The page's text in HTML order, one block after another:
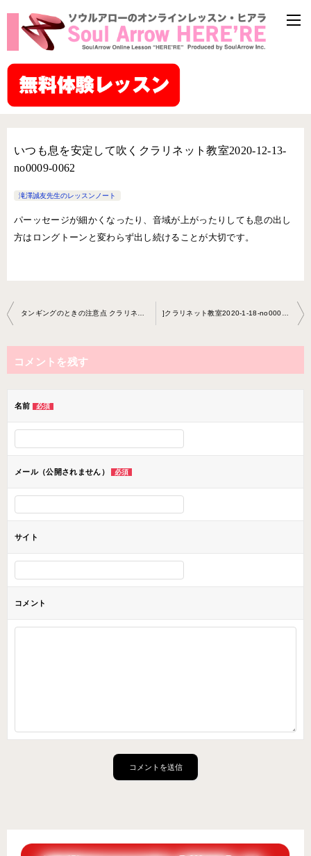
いつも息を安定して吹くクラリネット教室2020-12-13-
no0009-0062
滝澤誠友先生のレッスンノート
パーッセージが細かくなったり、音域が上がったりしても息の出し
方はロングトーンと変わらず出し続けることが大切です。
投
稿
ナ
ビ
ョ
ン
タンギングのときの注意点 クラリネット教室2020-12-25-no0009-0062 ]クラリネット教室2020-1-18-no0009-0054
コメントを残す
名前 必須
メール（公開されません） 必須
サイト
コメント